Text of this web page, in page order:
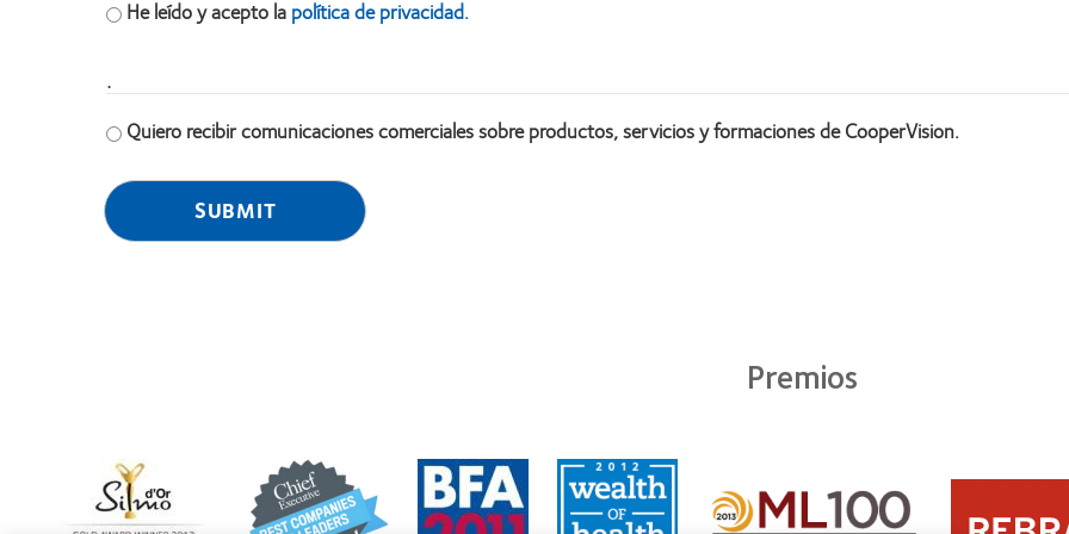
He leído y acepto lapolítica de privacidad.
.
Quiero recibir comunicaciones comerciales sobre productos, servicios y formaciones de CooperVision.
Premios
about
Learn
more
about
Learn
more
about
Learn
more
about Learn
more
Learn
more